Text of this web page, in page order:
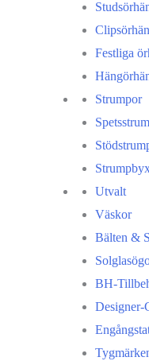
Festliga
Strumpor
Utvalt
Väskor
Bälten &
BH-
Designer-